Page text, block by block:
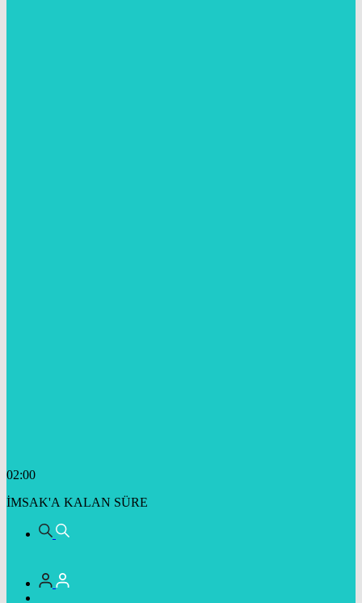
02:00
İMSAK'A KALAN SÜRE